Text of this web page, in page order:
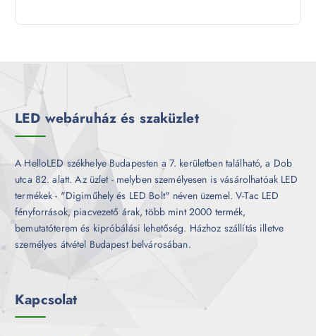
é
r
t
LED webáruház és szaküzlet
A HelloLED székhelye Budapesten a 7. kerületben található, a Dob
utca 82. alatt. Az üzlet - melyben személyesen is vásárolhatóak LED
termékek - "Digiműhely és LED Bolt" néven üzemel. V-Tac LED
fényforrások, piacvezető árak, több mint 2000 termék,
bemutatóterem és kipróbálási lehetőség. Házhoz szállítás illetve
személyes átvétel Budapest belvárosában.
Kapcsolat